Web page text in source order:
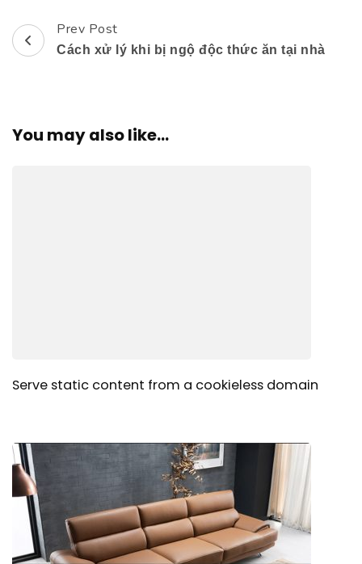
Post
Prev Post
Cách xử lý khi bị ngộ độc thức ăn tại nhà
You may also like...
Serve static content from a cookieless domain